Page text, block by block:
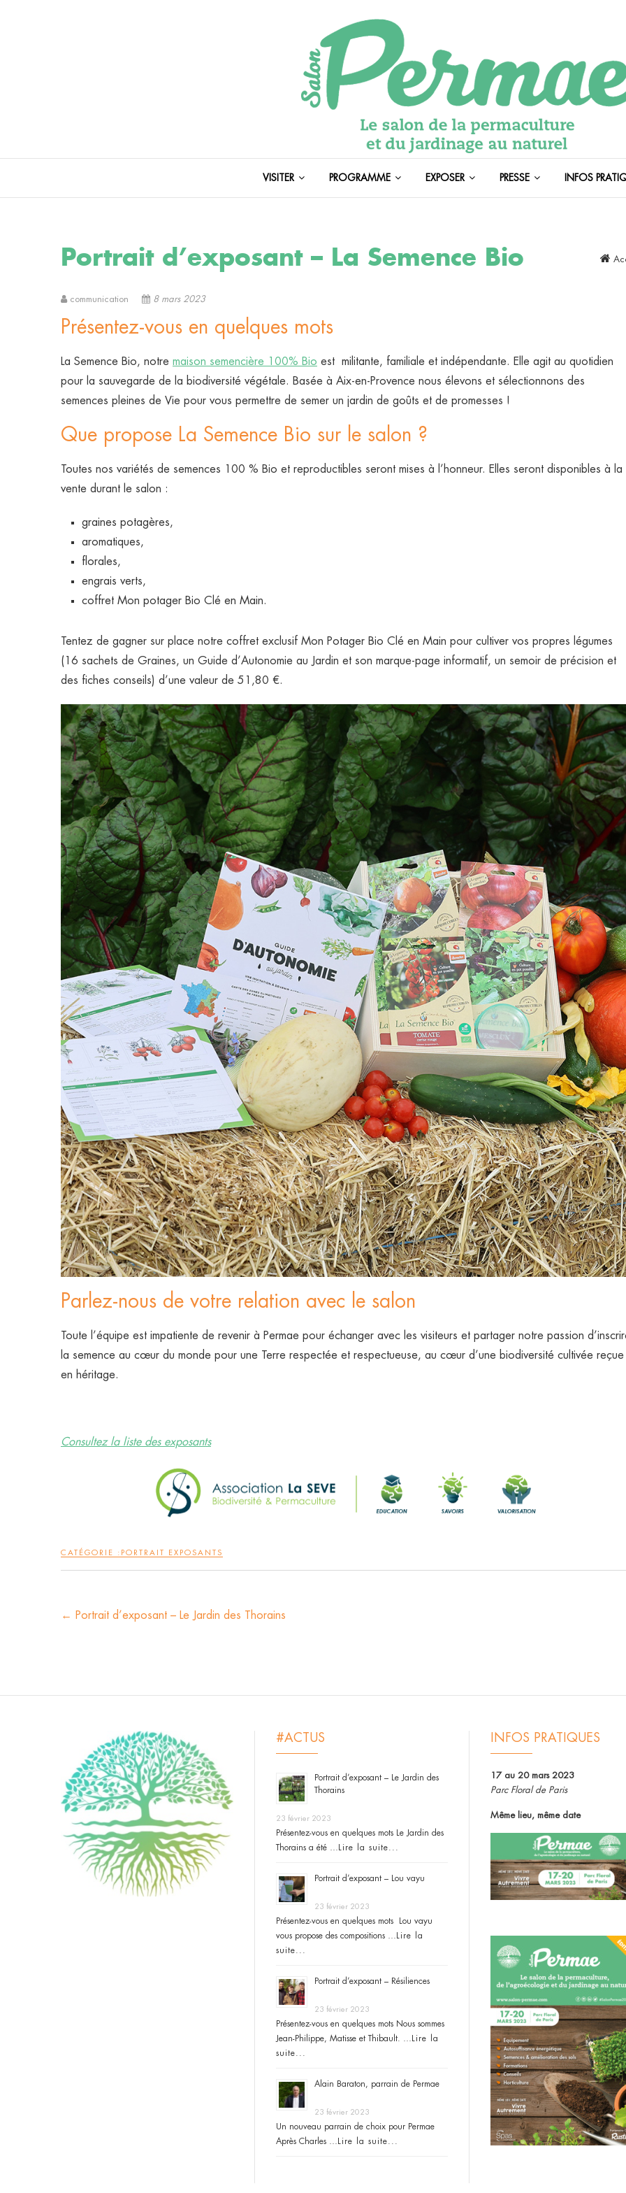
Salon Permae
VISITER PROGRAMME EXPOSER PRESSE INFOS
Portrait d’exposant – La Semence Bio
communication 8 mars 2023
Présentez-vous en quelques mots
La Semence Bio, notre maison semencière 100% Bio est militante, familiale et indépendante. Elle agit au quotidien
pour la sauvegarde de la biodiversité végétale. Basée à Aix-en-Provence nous élevons et sélectionnons des
semences pleines de Vie pour vous permettre de semer un jardin de goûts et de promesses !
Que propose La Semence Bio sur le salon ?
Toutes nos variétés de semences 100 % Bio et reproductibles seront mises à l’honneur. Elles seront disponibles à la
vente durant le salon :
graines potagères,
aromatiques,
florales,
engrais verts,
coffret Mon potager Bio Clé en Main.
Tentez de gagner sur place notre coffret exclusif Mon Potager Bio Clé en Main pour cultiver vos propres légumes
(16 sachets de Graines, un Guide d’Autonomie au Jardin et son marque-page informatif, un semoir de précision et
des fiches conseils) d’une valeur de 51,80 €.
Parlez-nous de votre relation avec le salon
Toute l’équipe est impatiente de revenir à Permae pour échanger avec les visiteurs et partager notre passion
la semence au cœur du monde pour une Terre respectée et respectueuse, au cœur d’une biodiversité cultivée reçue
en héritage.
Consultez la liste des exposants
CATÉGORIE : PORTRAIT EXPOSANTS
← Portrait d’exposant – Le Jardin des Thorains
#ACTUS
Portrait d’exposant – Le Jardin des
Thorains
23 février 2023
Présentez-vous en quelques mots Le Jardin des
Thorains a été …
Lire la suite...
Portrait d’exposant – Lou vayu
23 février 2023
Présentez-vous en quelques mots Lou vayu
vous propose des compositions …
Lire la
suite...
Portrait d’exposant – Résiliences
23 février 2023
Présentez-vous en quelques mots Nous sommes
Jean-Philippe, Matisse et Thibault. …
Lire la
suite...
Alain Baraton, parrain de Permae
23 février 2023
Un nouveau parrain de choix pour Permae
Après Charles …
Lire la suite...
INFOS PRATIQUES
17 au 20 mars 2023
Parc Floral de Paris
Même lieu, même date